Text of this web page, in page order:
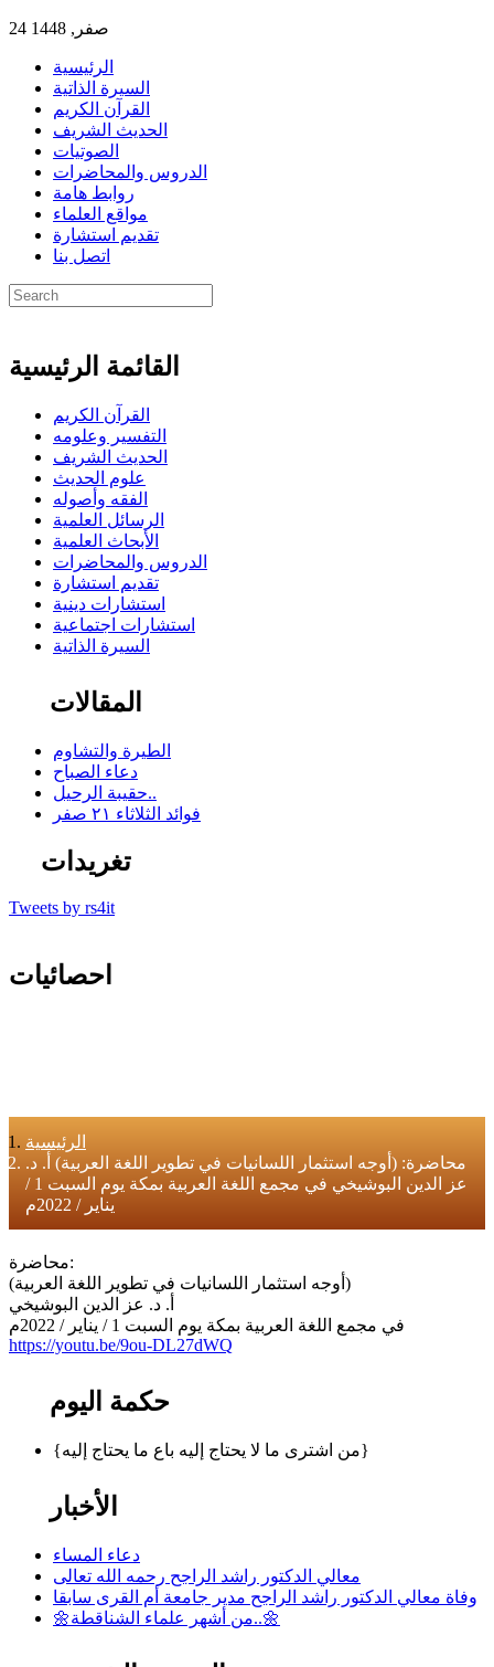
24 صفر, 1448
الرئيسية
السيرة الذاتية
القرآن الكريم
الحديث الشريف
الصوتيات
الدروس والمحاضرات
روابط هامة
مواقع العلماء
تقديم استشارة
اتصل بنا
القائمة الرئيسية
القرآن الكريم
التفسير وعلومه
الحديث الشريف
علوم الحديث
الفقه وأصوله
الرسائل العلمية
الأبحاث العلمية
الدروس والمحاضرات
تقديم استشارة
استشارات دينية
استشارات اجتماعية
السيرة الذاتية
المقالات
الطيرة والتشاوم
دعاء الصباح
حقيبة الرحيل..
فوائد الثلاثاء ٢١ صفر
تغريدات
Tweets by rs4it
احصائيات
الرئيسية
محاضرة: (أوجه استثمار اللسانيات في تطوير اللغة العربية) أ. د.
عز الدين البوشيخي في مجمع اللغة العربية بمكة يوم السبت 1 /
يناير / 2022م
محاضرة:
(أوجه استثمار اللسانيات في تطوير اللغة العربية)
أ. د. عز الدين البوشيخي
في مجمع اللغة العربية بمكة يوم السبت 1 / يناير / 2022م
https://youtu.be/9ou-DL27dWQ
حكمة اليوم
{من اشترى ما لا يحتاج إليه باع ما يحتاج إليه}
الأخبار
دعاء المساء
معالي الدكتور راشد الراجح رحمه الله تعالى
وفاة معالي الدكتور راشد الراجح مدير جامعة أم القرى سابقا
🌼من أشهر علماء الشناقطة..🌼